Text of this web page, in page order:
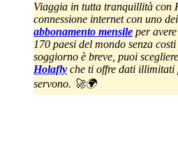
Viaggia in tutta tranquillità con
connessione internet con uno
abbonamento mensile per
170 paesi del mondo senza
soggiorno è breve, puoi
Holafly che ti offre dati
servono. 🚀🌍